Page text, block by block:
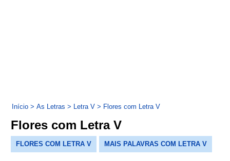
Início > As Letras > Letra V > Flores com Letra V
Flores com Letra V
FLORES COM LETRA V MAIS PALAVRAS COM LETRA V